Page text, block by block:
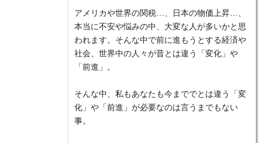
アメリカや世界の関税…、日本の物価上昇…、
本当に不安や悩みの中、大変な人が多いかと思
われます。そんな中で前に進もうとする経済や
社会、世界中の人々が昔とは違う「変化」や
「前進」。
そんな中、私もあなたも今まででとは違う「変
化」や「前進」が必要なのは言うまでもない
事。